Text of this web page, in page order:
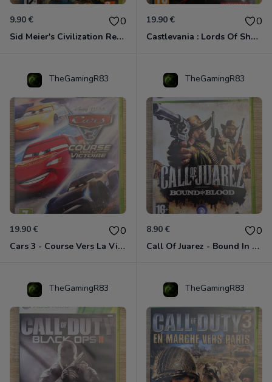
9.90 € 0
Sid Meier's Civilization Revolution Xbox 360
19.90 € 0
Castlevania : Lords Of Shadow Xbox 360
TheGamingR83
19.90 € 0
Cars 3 - Course Vers La Victoire Xbox 360
TheGamingR83
8.90 € 0
Call Of Juarez - Bound In Blood Xbox 360
TheGamingR83 TheGamingR83